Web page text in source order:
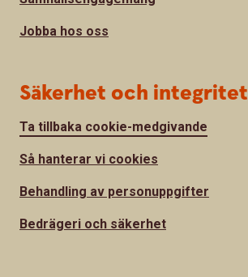
Jobba hos oss
Säkerhet och integritet
Ta tillbaka cookie-medgivande
Så hanterar vi cookies
Behandling av personuppgifter
Bedrägeri och säkerhet